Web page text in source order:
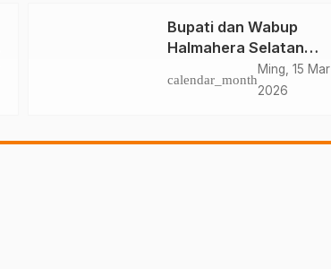
Bupati dan Wabup
Halmahera Selatan
Hadiri Pelantikan
Mabiran Pramuka se-
calendar_month
Ming, 15 Mar
2026